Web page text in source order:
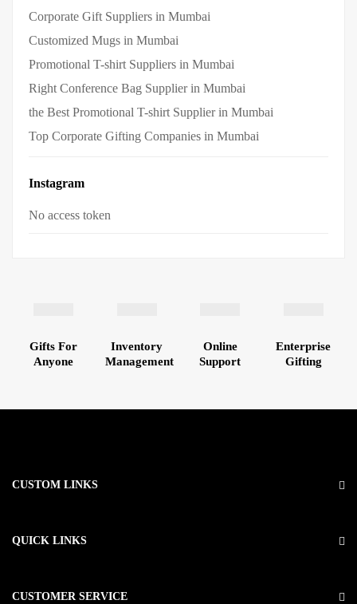
Corporate Gift Suppliers in Mumbai
Customized Mugs in Mumbai
Promotional T-shirt Suppliers in Mumbai
Right Conference Bag Supplier in Mumbai
the Best Promotional T-shirt Supplier in Mumbai
Top Corporate Gifting Companies in Mumbai
Instagram
No access token
Gifts For
Anyone
Inventory
Management
Online
Support
Enterprise
Gifting
CUSTOM LINKS
QUICK LINKS
CUSTOMER SERVICE